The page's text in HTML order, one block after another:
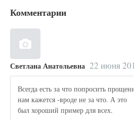
Комментарии
Светлана Анатольевна 22 июня
Всегда есть за что попросить
нам кажется -вроде не за что. А это
был хороший пример для всех.